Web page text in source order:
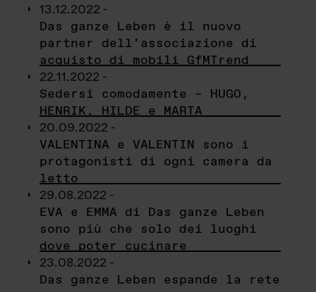
13.12.2022 -
Das ganze Leben è il nuovo
partner dell’associazione di
acquisto di mobili GfMTrend
22.11.2022 -
Sedersi comodamente – HUGO,
HENRIK, HILDE e MARTA
20.09.2022 -
VALENTINA e VALENTIN sono i
protagonisti di ogni camera da
letto
29.08.2022 -
EVA e EMMA di Das ganze Leben
sono più che solo dei luoghi
dove poter cucinare
23.08.2022 -
Das ganze Leben espande la rete